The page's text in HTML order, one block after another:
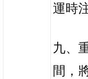
運時
九、
間，